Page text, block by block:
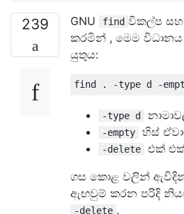
239 GNU find විකල්ප සහ
කරමින් , මෙම
යුතුය:
-type d
-empty හිස්
-delete
එක්
ගස කොළ වලින්
ඇඟවුම් කරන පරිදි
-delete .